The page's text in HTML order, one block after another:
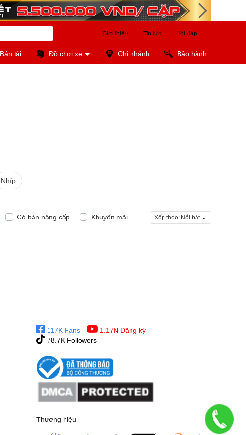
Giới thiệu Tin tức Hỏi đáp
Bán tải Đồ chơi xe Chi nhánh Bảo hành
Nhíp
Có bản nâng cấp Khuyến mãi Xếp theo: Nổi bật
117K Fans
1.17N Đăng ký
78.7K Followers
Thương hiệu